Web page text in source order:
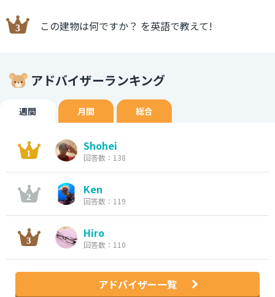
この建物は何ですか？ を英語で教えて!
アドバイザーランキング
週間 月間 総合
Shohei
回答数：138
Ken
回答数：119
Hiro
回答数：110
アドバイザー一覧